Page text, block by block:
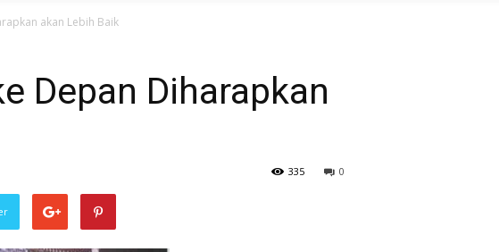
akan Lebih Baik
Depan Diharapkan
0
335